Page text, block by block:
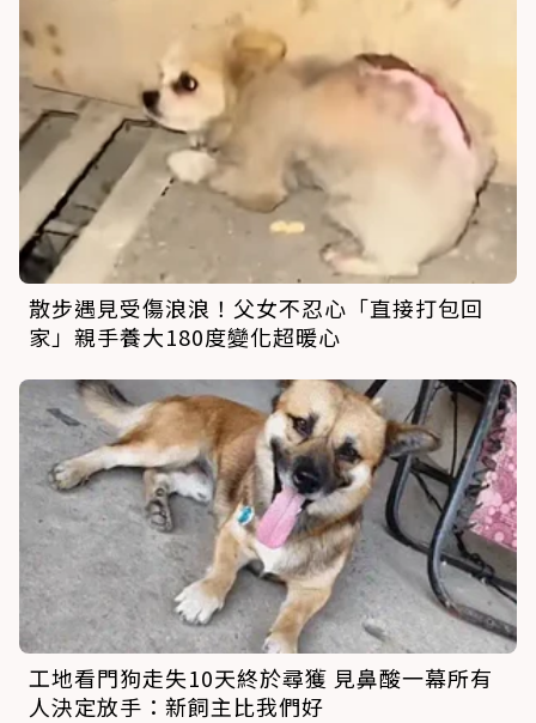
散步遇見受傷浪浪！父女不忍心「直接打包回
家」親手養大180度變化超暖心
工地看門狗走失10天終於尋獲 見鼻酸一幕所有
人決定放手：新飼主比我們好